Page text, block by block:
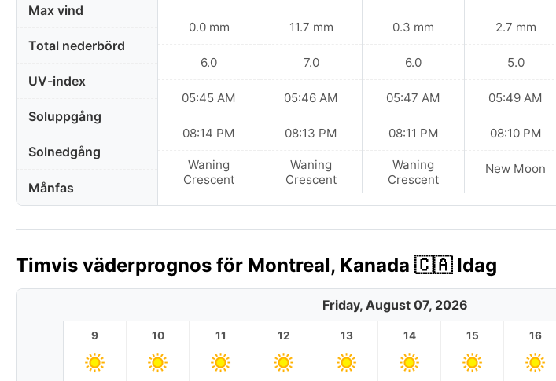
Max vind
Total nederbörd
UV-index
Soluppgång
Solnedgång
Månfas
0.0 mm
6.0
05:45 AM
08:14 PM
Waning
Crescent
11.7 mm
7.0
05:46 AM
08:13 PM
Waning
Crescent
0.3 mm
6.0
05:47 AM
08:11 PM
Waning
Crescent
2.7 mm
5.0
05:49 AM
08:10 PM
New Moon
Timvis väderprognos för Montreal, Kanada 🇨🇦 Idag
Friday, August 07, 2026
9 10 11 12 13 14 15 16